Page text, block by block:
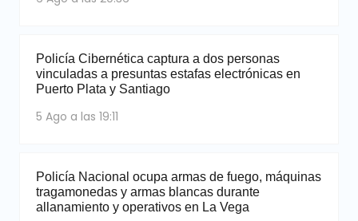
Policía Cibernética captura a dos personas
vinculadas a presuntas estafas electrónicas en
Puerto Plata y Santiago
5 Ago a las 19:11
Policía Nacional ocupa armas de fuego, máquinas
tragamonedas y armas blancas durante
allanamiento y operativos en La Vega